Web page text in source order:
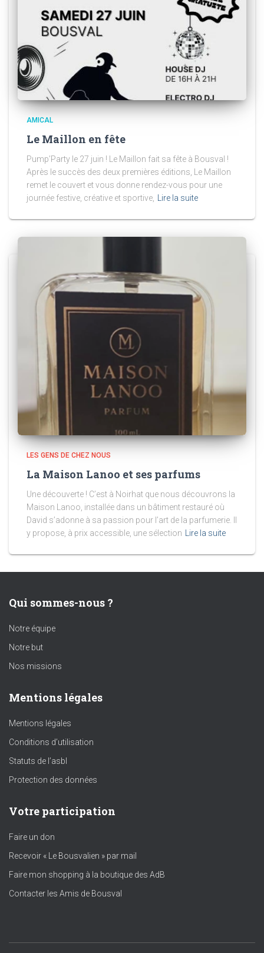
AMICAL
Le Maillon en fête
Pump’Party le 27 juin ! Le Maillon fait sa fête à Bousval !
Après le succès des deux premières éditions, Le Maillon
remet le couvert et vous donne rendez-vous pour une
journée festive, créative et sportive,
Lire la suite
LES GENS DE CHEZ NOUS
La Maison Lanoo et ses parfums
Une découverte ! C’est à Noirhat que nous découvrons la
Maison Lanoo, installée dans un bâtiment restauré où
David s’adonne à sa passion pour l’art de la parfumerie. Il
y propose, à prix accessible, une sélection
Lire la suite
Qui sommes-nous ?
Notre équipe
Notre but
Nos missions
Mentions légales
Mentions légales
Conditions d’utilisation
Statuts de l’asbl
Protection des données
Votre participation
Faire un don
Recevoir « Le Bousvalien » par mail
Faire mon shopping à la boutique des AdB
Contacter les Amis de Bousval